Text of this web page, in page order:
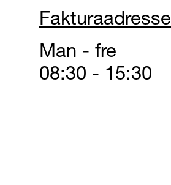
Fakturaadresse
Man - fre
08:30 - 15:30